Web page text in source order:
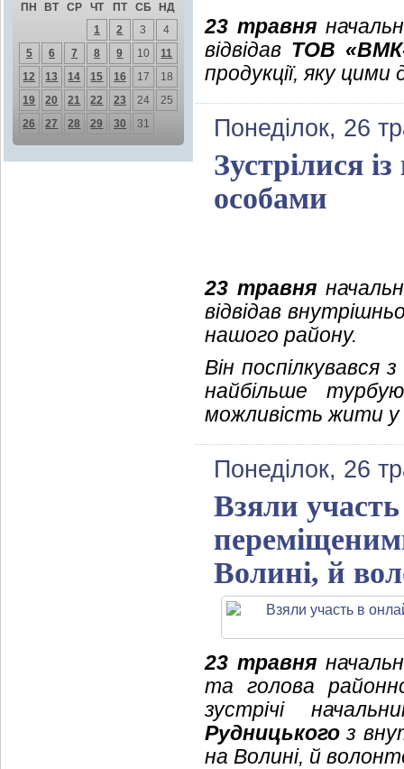
ПН ВТ СР ЧТ ПТ СБ
НД
1
2 3
4
5
6 7 8 9 10
11
12
13 14 15 16 17
18
19
20 21 22 23 24
25
26
27 28 29 30 31
23 травня
відвідав ТОВ «ВМК-
продукції, яку
Понеділок, 26
Зустрілися
особами
23 травня
відвідав
нашого району.
Він
найбільше
можливість жити у
Понеділок, 26
Взяли
Волині, й
23 травня
та голова
зустрічі
Рудницького з
на Волині, й